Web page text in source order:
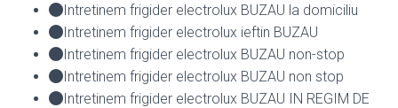
Intretinem frigider electrolux BUZAU la domiciliu
Intretinem frigider electrolux ieftin BUZAU
Intretinem frigider electrolux BUZAU non-stop
Intretinem frigider electrolux BUZAU non stop
Intretinem frigider electrolux BUZAU IN REGIM DE